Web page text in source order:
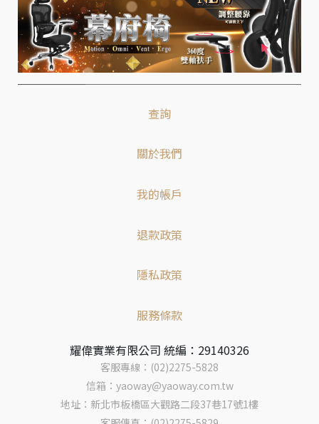
查詢
關於我們
我的帳戶
退款政策
隱私政策
服務條款
耀偉實業有限公司 統編：29140326
客服專線：(02)2275-5828
信箱：yaoway@yaoway.com.tw
地址：新北市板橋區大觀路二段37巷17號1樓